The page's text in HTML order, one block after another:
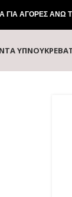
ΑΓΟΡΕΣ ΑΝΩ
ΎΠΝΟΥ